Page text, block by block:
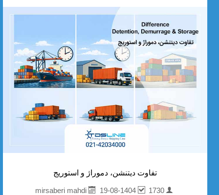
تفاوت دیتنشن، دموراژ و استوریج
mirsaberi mahdi
19-08-1404 1730